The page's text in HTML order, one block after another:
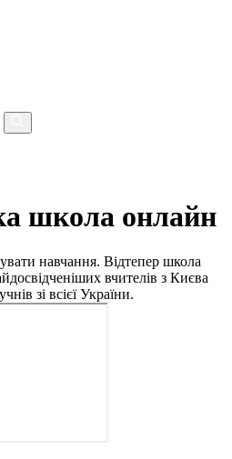
школа онлайн
навчання. Відтепер школа
вчителів з Києва
зі всієї України.